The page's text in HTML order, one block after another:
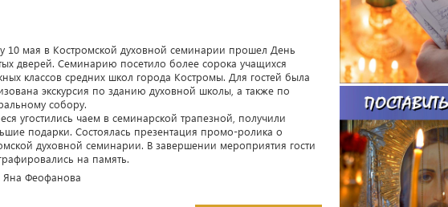
10 мая в Костромской духовной семинарии прошел День
дверей. Семинарию посетило более сорока учащихся
классов средних школ города Костромы. Для гостей была
экскурсия по зданию духовной школы, а также по
собору.
угостились чаем в семинарской трапезной, получили
подарки. Состоялась презентация промо-ролика о
духовной семинарии. В завершении мероприятия гости
на память.
Яна Феофанова